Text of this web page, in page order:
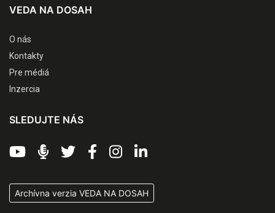
VEDA NA DOSAH
O nás
Kontakty
Pre médiá
Inzercia
SLEDUJTE NÁS
Archívna verzia VEDA NA DOSAH